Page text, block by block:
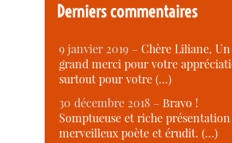
Derniers commentaires
9 janvier 2019 –Chère Liliane, Un
grand merci pour votre
surtout pour votre (…)
30 décembre 2018 –Bravo !
Somptueuse et riche
merveilleux poète et érudit. (…)